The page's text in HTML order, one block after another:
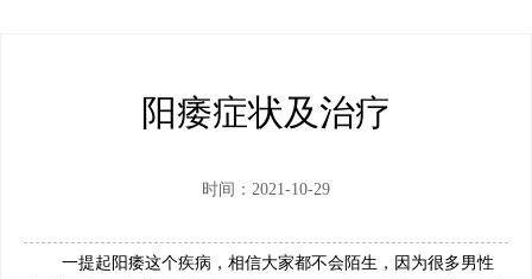
阳痿症状及治疗
时间：2021-10-29
一提起阳痿这个疾病，相信大家都不会陌生，因为很多男性